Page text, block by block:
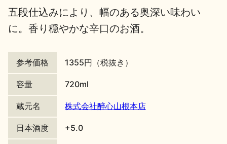
地酒川柳 地酒小説
日本酒の楽しみ方特集
五段仕込みにより、幅のある奥深い味わい
に。香り穏やかな辛口のお酒。
参考価格 1355円（税抜き）
容量 720ml
蔵元名 株式会社醉心山根本店
日本酒度 +5.0